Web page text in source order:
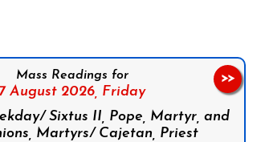
Mass Readings for
7 August 2026, Friday
Sixtus II, Pope, Martyr, and
Martyrs/ Cajetan, Priest
>>